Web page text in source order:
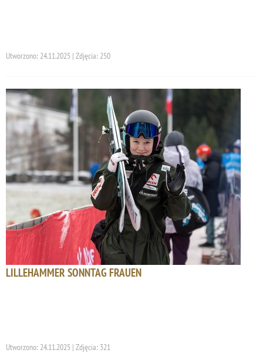
Utworzono: 24.11.2025 | Zdjęcia: 250
LILLEHAMMER SONNTAG FRAUEN
Utworzono: 24.11.2025 | Zdjęcia: 321